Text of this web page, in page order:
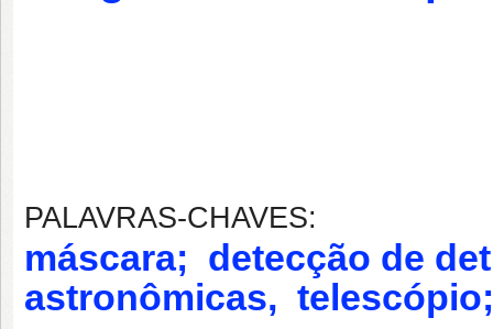
PALAVRAS-CHAVES:
máscara; detecção de
astronômicas,